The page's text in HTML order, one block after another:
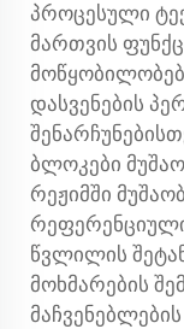
პროცესული
მართვის
დასვენების
ბლოკები
რეჟიმში
წვლილის
მოხმარების